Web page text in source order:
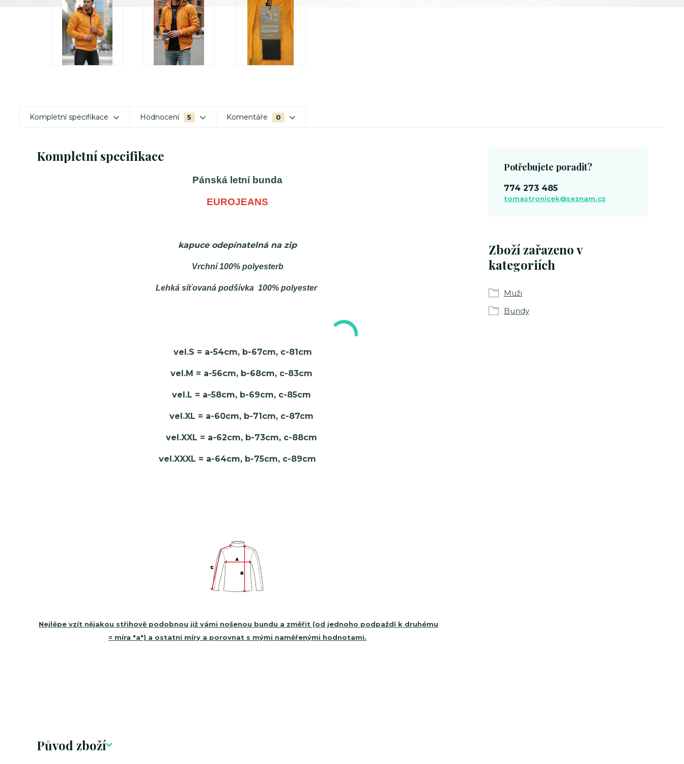
Kompletní specifikace Hodnocení 5 Komentáře 0
Kompletní specifikace
Pánská letní bunda
EUROJEANS
kapuce odepínatelná na zip
Vrchní 100% polyesterb
Lehká síťovaná podšívka 100% polyester
vel.S = a-54cm, b-67cm, c-81cm
vel.M = a-56cm, b-68cm, c-83cm
vel.L = a-58cm, b-69cm, c-85cm
vel.XL = a-60cm, b-71cm, c-87cm
vel.XXL = a-62cm, b-73cm, c-88cm
vel.XXXL = a-64cm, b-75cm, c-89cm
Nejlépe vzít nějakou střihově podobnou již vámi nošenou bundu a změřit (od jednoho podpaždí k druhému
= míra "a") a ostatní míry a porovnat s mými naměřenými hodnotami.
Původ zboží
Zboží zařazeno v
kategoriích
Muži
Bundy
Potřebujete poradit?
774 273 485
tomastronicek@seznam.cz